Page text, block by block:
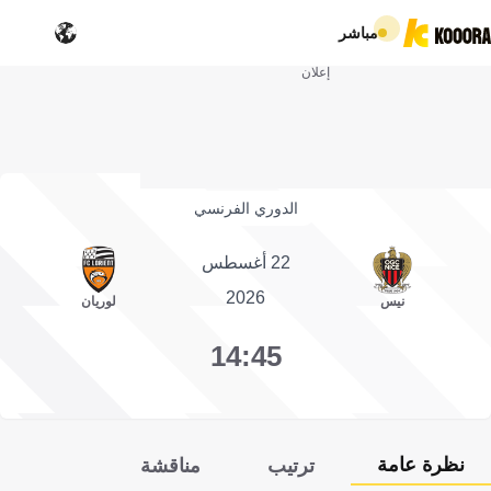
مباشر
إعلان
الدوري الفرنسي
نيس
22 أغسطس
2026
14:45
لوريان
نظرة عامة ترتيب مناقشة